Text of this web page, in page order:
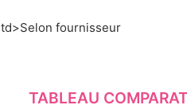
td>Selon fournisseur
TABLEAU